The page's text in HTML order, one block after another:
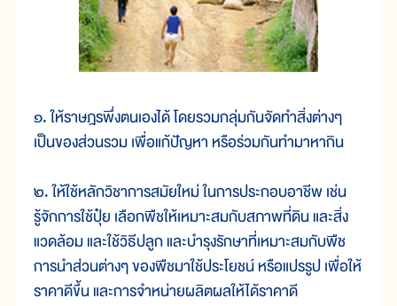
๑. ให้ราษฎรพึ่งตนเองได้ โดยรวมกลุ่มกันจัดทำสิ่งต่างๆ
เป็นของส่วนรวม เพื่อแก้ปัญหา หรือร่วมกันทำมาหากิน
๒. ให้ใช้หลักวิชาการสมัยใหม่ ในการประกอบอาชีพ เช่น
รู้จักการใช้ปุ๋ย เลือกพืชให้เหมาะสมกับสภาพที่ดิน และสิ่ง
แวดล้อม และใช้วิธีปลูก และบำรุงรักษาที่เหมาะสมกับพืช
การนำส่วนต่างๆ ของพืชมาใช้ประโยชน์ หรือแปรรูป เพื่อให้
ราคาดีขึ้น และการจำหน่ายผลิตผลให้ได้ราคาดี